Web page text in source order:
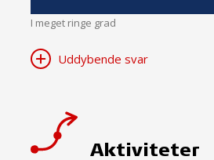
I meget ringe grad
Uddybende svar
Aktiviteter